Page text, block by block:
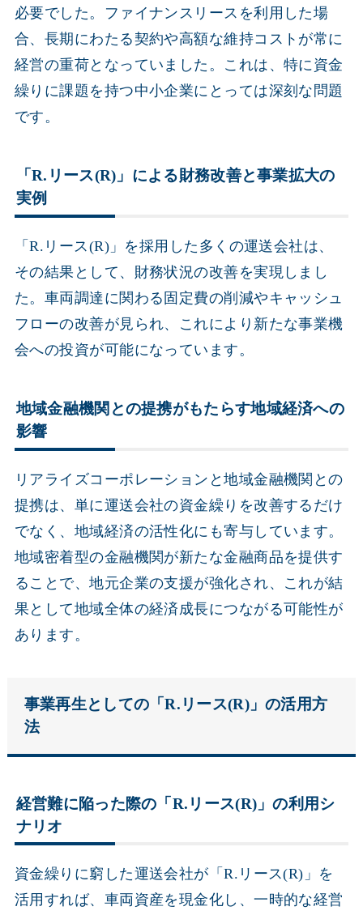
必要でした。ファイナンスリースを利用した場
合、長期にわたる契約や高額な維持コストが常に
経営の重荷となっていました。これは、特に資金
繰りに課題を持つ中小企業にとっては深刻な問題
です。
「R.リース(R)」による財務改善と事業拡大の
実例
「R.リース(R)」を採用した多くの運送会社は、
その結果として、財務状況の改善を実現しまし
た。車両調達に関わる固定費の削減やキャッシュ
フローの改善が見られ、これにより新たな事業機
会への投資が可能になっています。
地域金融機関との提携がもたらす地域経済への
影響
リアライズコーポレーションと地域金融機関との
提携は、単に運送会社の資金繰りを改善するだけ
でなく、地域経済の活性化にも寄与しています。
地域密着型の金融機関が新たな金融商品を提供す
ることで、地元企業の支援が強化され、これが結
果として地域全体の経済成長につながる可能性が
あります。
事業再生としての「R.リース(R)」の活用方
法
経営難に陥った際の「R.リース(R)」の利用シ
ナリオ
資金繰りに窮した運送会社が「R.リース(R)」を
活用すれば、車両資産を現金化し、一時的な経営